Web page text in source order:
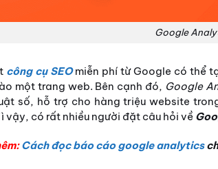
Google
công cụ SEOmiễn phí từ Google có thể
một trang web. Bên cạnh đó, Google
số, hỗ trợ cho hàng triệu website
vậy, có rất nhiều người đặt câu hỏi về
Cách đọc báo cáo google analytics